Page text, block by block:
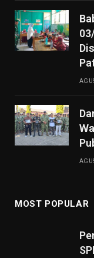
MOST POPULAR